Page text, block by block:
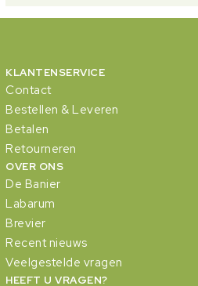
KLANTENSERVICE
Contact
Bestellen & Leveren
Betalen
Retourneren
OVER ONS
De Banier
Labarum
Brevier
Recent nieuws
Veelgestelde vragen
HEEFT U VRAGEN?